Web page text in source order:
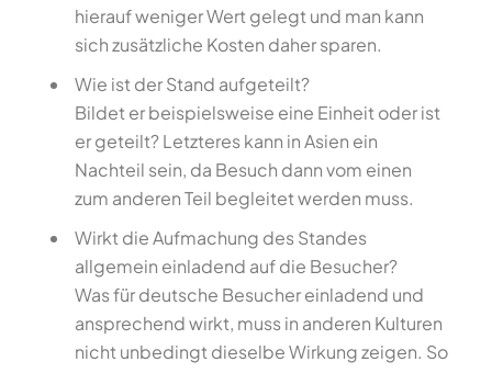
hierauf weniger Wert gelegt und man kann
sich zusätzliche Kosten daher sparen.
Wie ist der Stand aufgeteilt?
Bildet er beispielsweise eine Einheit oder ist
er geteilt? Letzteres kann in Asien ein
Nachteil sein, da Besuch dann vom einen
zum anderen Teil begleitet werden muss.
Wirkt die Aufmachung des Standes
allgemein einladend auf die Besucher?
Was für deutsche Besucher einladend und
ansprechend wirkt, muss in anderen Kulturen
nicht unbedingt dieselbe Wirkung zeigen. So